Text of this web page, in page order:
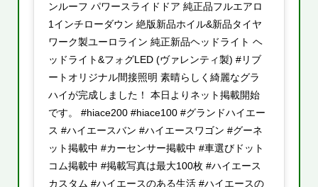
ンルーフ パワースライドドア 純正品フルエアロ
1インチローダウン 絶版新品ホイル&新品タイヤ
ワーク製ユーロライン 純正新品ヘッドライト ヘ
ッドライト&フォグLED (ヴァレンティ製) #リブ
ートオリジナル間接照明 素晴らしく綺麗なグラ
ハイが完成しました！ 本日よりネット掲載開始
です。 #hiace200 #hiace100 #グランドハイエー
ス #ハイエースバン #ハイエースワゴン #グーネ
ット掲載中 #カーセンサー掲載中 #車選びドット
コム掲載中 #掲載写真は最大100枚 #ハイエース
カスタム #ハイエースのある生活 #ハイエースの